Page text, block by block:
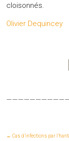
cloisonnés.
Olivier Dequincey
← Cas d’infections par